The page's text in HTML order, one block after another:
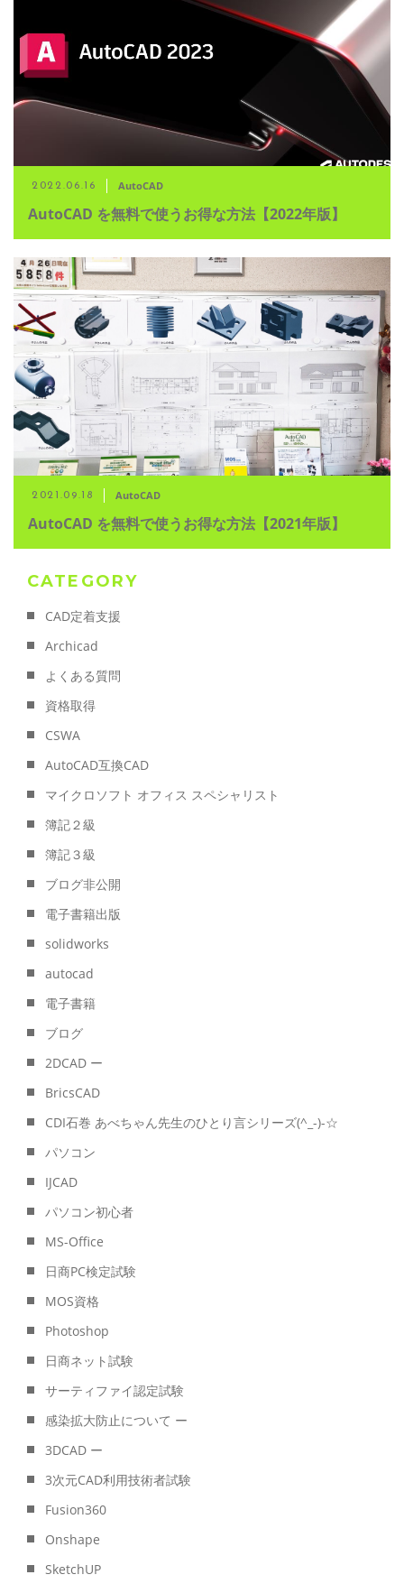
2022.06.16 AutoCAD
AutoCAD を無料で使うお得な方法【2022年版】
2021.09.18 AutoCAD
AutoCAD を無料で使うお得な方法【2021年版】
CATEGORY
CAD定着支援
Archicad
よくある質問
資格取得
CSWA
AutoCAD互換CAD
マイクロソフト オフィス スペシャリスト
簿記２級
簿記３級
ブログ非公開
電子書籍出版
solidworks
autocad
電子書籍
ブログ
2DCAD ー
BricsCAD
CDI石巻 あべちゃん先生のひとり言シリーズ(^_-)-☆
パソコン
IJCAD
パソコン初心者
MS-Office
日商PC検定試験
MOS資格
Photoshop
日商ネット試験
サーティファイ認定試験
感染拡大防止について ー
3DCAD ー
3次元CAD利用技術者試験
Fusion360
Onshape
SketchUP